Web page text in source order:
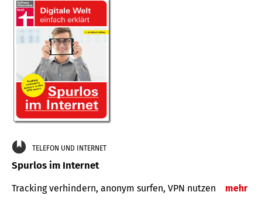
TELEFON UND INTERNET
Spurlos im Internet
Tracking verhindern, anonym surfen, VPN nutzen mehr